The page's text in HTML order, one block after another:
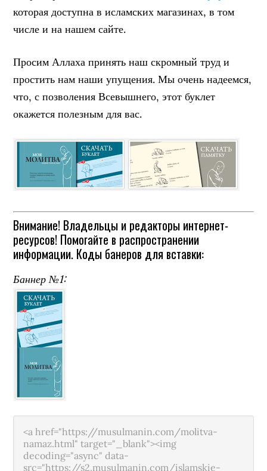
которая доступна в исламских магазинах, в том
числе и на нашем сайте.
Просим Аллаха принять наш скромный труд и
простить нам наши упущения. Мы очень надеемся,
что, с позволения Всевышнего, этот буклет
окажется полезным для вас.
Внимание! Владельцы и редакторы интернет-
ресурсов! Помогайте в распространении
информации. Коды банеров для вставки:
Баннер №1: